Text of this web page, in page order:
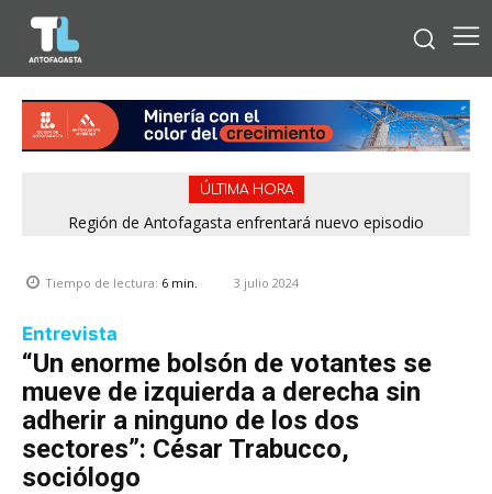
ÚLTIMA HORA
Región de Antofagasta enfrentará nuevo episodio
Bipay explica: Así funciona el pago con tarjetas bancarias en
Tiempo de lectura: 6 min. 3 julio 2024
Entrevista
“Un enorme bolsón de votantes se
mueve de izquierda a derecha sin
adherir a ninguno de los dos
sectores”: César Trabucco,
sociólogo